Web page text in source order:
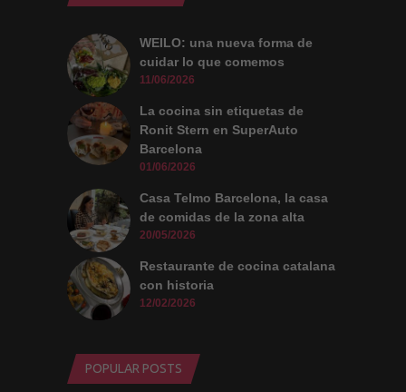
WEILO: una nueva forma de
cuidar lo que comemos
11/06/2026
La cocina sin etiquetas de
Ronit Stern en SuperAuto
Barcelona
01/06/2026
Casa Telmo Barcelona, la casa
de comidas de la zona alta
20/05/2026
Restaurante de cocina catalana
con historia
12/02/2026
POPULAR POSTS